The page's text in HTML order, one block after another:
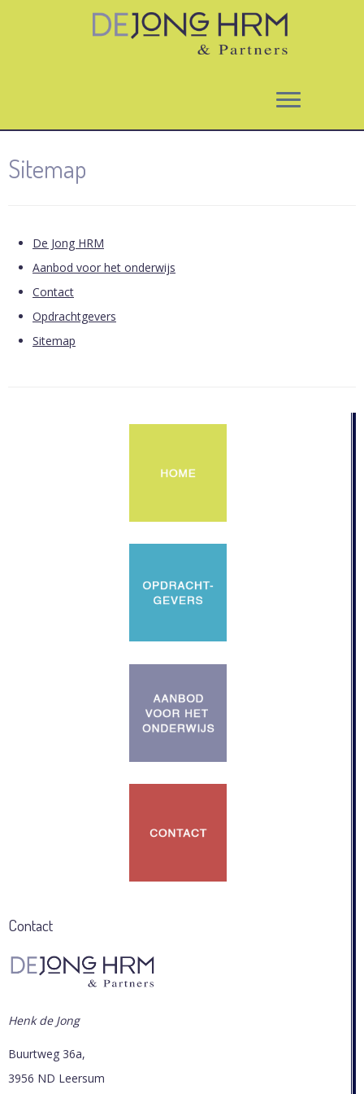
naar
Sitemap
De Jong HRM
Aanbod voor het onderwijs
Contact
Opdrachtgevers
Sitemap
Contact
Henk de Jong
Buurtweg 36a,
3956 ND Leersum